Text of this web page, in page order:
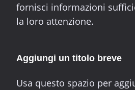
fornisci informazioni
la loro attenzione.
Aggiungi un titolo breve
Usa questo spazio per